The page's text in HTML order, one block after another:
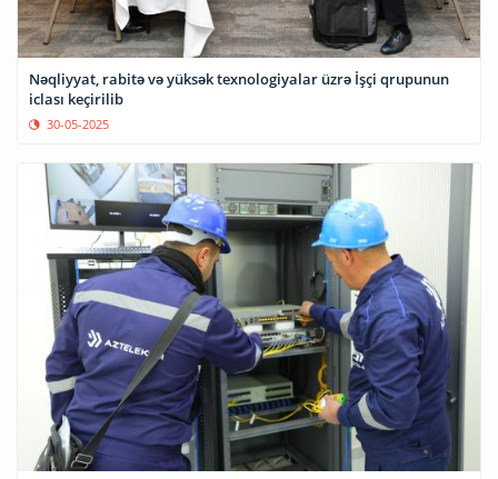
Nəqliyyat, rabitə və yüksək texnologiyalar üzrə İşçi qrupunun
iclası keçirilib
30-05-2025